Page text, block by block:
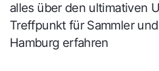
alles über den ultimativen
Treffpunkt für Sammler
Hamburg erfahren